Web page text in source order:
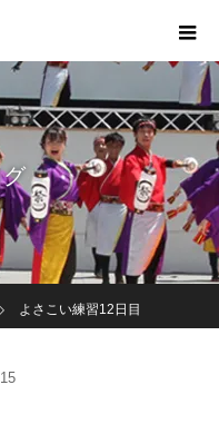
よさこい練習12日目